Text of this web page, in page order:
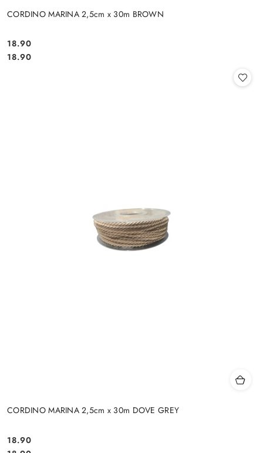
CORDINO MARINA 2,5cm x 30m BROWN
Cena:
18.90
Cena:
18.90
CORDINO MARINA 2,5cm x 30m DOVE GREY
18.90